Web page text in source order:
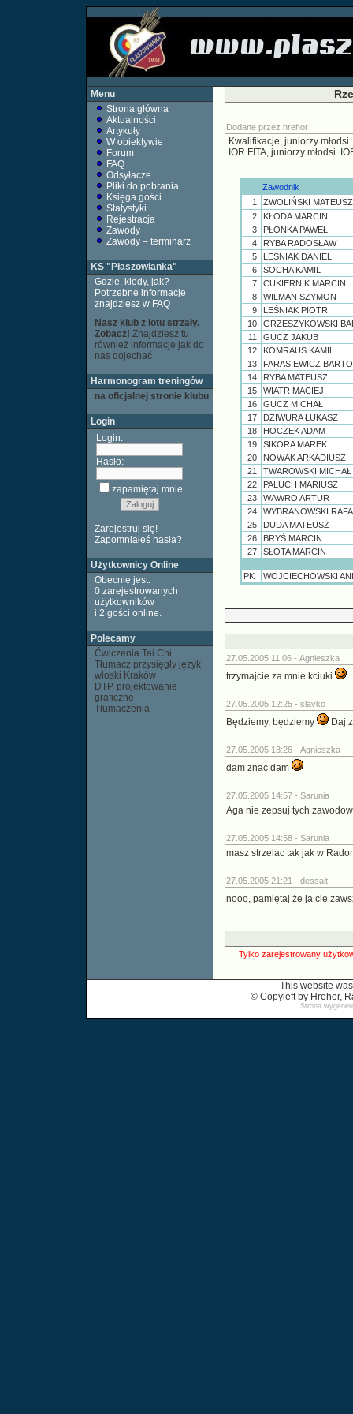
Menu
Strona główna
Aktualności
Artykuły
W obiektywie
Forum
FAQ
Odsyłacze
Pliki do pobrania
Księga gości
Statystyki
Rejestracja
Zawody
Zawody – terminarz
KS "Płaszowianka"
Gdzie, kiedy, jak?
Potrzebne informacje
znajdziesz w FAQ
Nasz klub z lotu strzały.
Zobacz! Znajdziesz tu
również informacje jak do
nas dojechać
Harmonogram treningów
na oficjalnej stronie klubu
Login
Login:
Hasło:
zapamiętaj mnie
Zarejestruj się!
Zapomniałeś hasła?
Użytkownicy Online
Obecnie jest:
0 zarejestrowanych
użytkowników
i 2 gości online.
Polecamy
Ćwiczenia Tai Chi
Tłumacz przysięgły język
włoski Kraków
DTP, projektowanie
graficzne
Tłumaczenia
Dodane przez hrehor
Kwalifikacje, juniorzy młodsi
IOR FITA, juniorzy młodsi
Zawodnik
1.
ZWOLIŃSKI MATEUSZ
2.
KŁODA MARCIN
3.
PŁONKA PAWEŁ
4.
RYBA RADOSŁAW
5.
LEŚNIAK DANIEL
6.
SOCHA KAMIL
7.
CUKIERNIK MARCIN
8.
WILMAN SZYMON
9.
LEŚNIAK PIOTR
10.
GRZESZYKOWSKI
11.
GUCZ JAKUB
12.
KOMRAUS KAMIL
13.
FARASIEWICZ
14.
RYBA MATEUSZ
15.
WIATR MACIEJ
16.
GUCZ MICHAŁ
17.
DZIWURA ŁUKASZ
18.
HOCZEK ADAM
19.
SIKORA MAREK
20.
NOWAK ARKADIUSZ
21.
TWAROWSKI MICHAŁ
22.
PALUCH MARIUSZ
23.
WAWRO ARTUR
24.
WYBRANOWSKI
25.
DUDA MATEUSZ
26.
BRYŚ MARCIN
27.
SŁOTA MARCIN
PK WOJCIECHOWSKI
27.05.2005 11:06 - Agnieszka
trzymajcie za mnie kciuki
27.05.2005 12:25 - slavko
Będziemy, będziemy Daj
27.05.2005 13:26 - Agnieszka
dam znac dam
27.05.2005 14:57 - Sarunia
Aga nie zepsuj tych zawodow
27.05.2005 14:58 - Sarunia
masz strzelac tak jak w
27.05.2005 21:21 - dessait
nooo, pamiętaj że ja cie
Tylko zarejestrowany
This website
© Copyleft by Hrehor,
Strona